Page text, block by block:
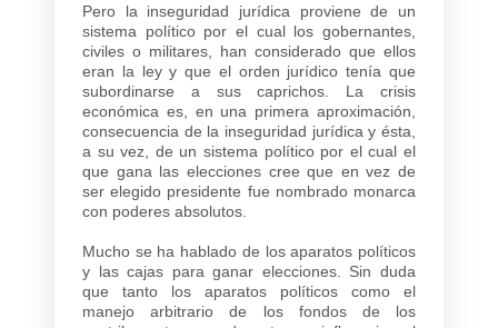
Pero la inseguridad jurídica proviene de un
sistema político por el cual los gobernantes,
civiles o militares, han considerado que ellos
eran la ley y que el orden jurídico tenía que
subordinarse a sus caprichos. La crisis
económica es, en una primera aproximación,
consecuencia de la inseguridad jurídica y ésta,
a su vez, de un sistema político por el cual el
que gana las elecciones cree que en vez de
ser elegido presidente fue nombrado monarca
con poderes absolutos.
Mucho se ha hablado de los aparatos políticos
y las cajas para ganar elecciones. Sin duda
que tanto los aparatos políticos como el
manejo arbitrario de los fondos de los